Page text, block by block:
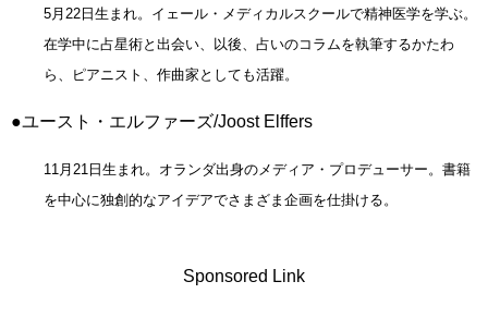
5月22日生まれ。イェール・メディカルスクールで精神医学を学ぶ。
在学中に占星術と出会い、以後、占いのコラムを執筆するかたわ
ら、ピアニスト、作曲家としても活躍。
●ユースト・エルファーズ/Joost Elffers
11月21日生まれ。オランダ出身のメディア・プロデューサー。書籍
を中心に独創的なアイデアでさまざま企画を仕掛ける。
Sponsored Link